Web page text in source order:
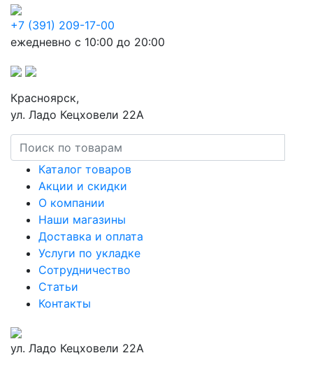
+7 (391) 209-17-00
ежедневно с 10:00 до 20:00
Красноярск,
ул. Ладо Кецховели 22А
Каталог товаров
Акции и скидки
О компании
Наши магазины
Доставка и оплата
Услуги по укладке
Сотрудничество
Статьи
Контакты
ул. Ладо Кецховели 22А